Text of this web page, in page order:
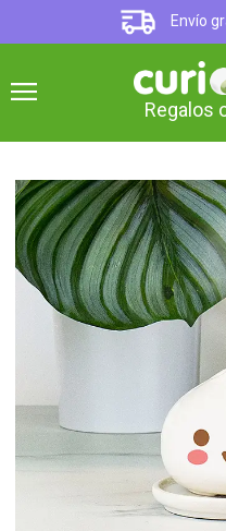
Envío
Regalos